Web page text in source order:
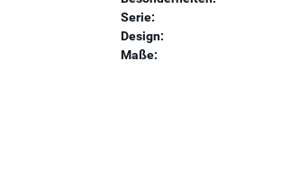
Serie:
Design:
Maße: